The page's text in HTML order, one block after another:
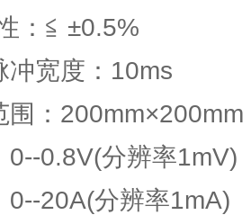
：≦ ±0.5%
冲宽度：10ms
围：
0--0.8V(分辨率1mV)
0--20A(分辨率1mA)